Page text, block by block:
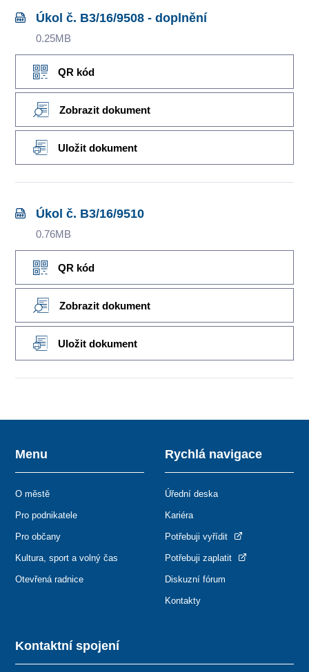
Úkol č. B3/16/9508 - doplnění
0.25MB
QR kód
Zobrazit dokument
Uložit dokument
Úkol č. B3/16/9510
0.76MB
QR kód
Zobrazit dokument
Uložit dokument
Kontaktní spojení
Menu
O městě
Pro podnikatele
Pro občany
Kultura, sport a volný čas
Otevřená radnice
Rychlá navigace
Úřední deska
Kariéra
Potřebuji vyřídit
Potřebuji zaplatit
Diskuzní fórum
Kontakty